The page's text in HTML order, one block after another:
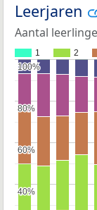
Leerjaren
Aantal
1 2
40%
40%
60%
60%
80%
80%
100%
100%